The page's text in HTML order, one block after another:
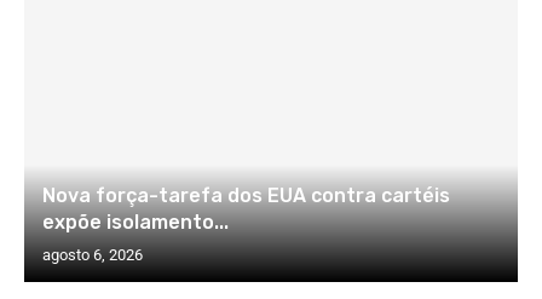
Nova força-tarefa dos EUA contra cartéis
expõe isolamento...
agosto 6, 2026